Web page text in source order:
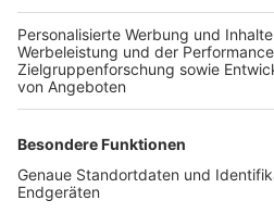
TOP-PARTNER